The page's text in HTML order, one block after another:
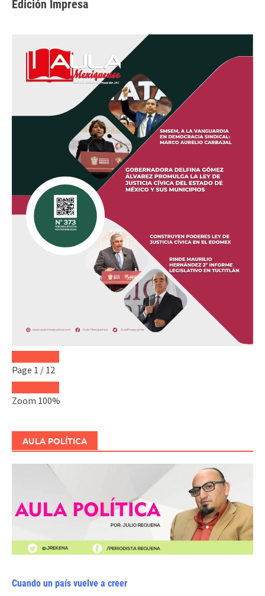
Edición Impresa
Page 1 / 12
Zoom 100%
AULA POLÍTICA
Cuando un país vuelve a creer